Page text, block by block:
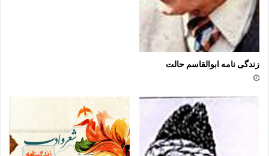
زندگی نامه ابوالقاسم حالت